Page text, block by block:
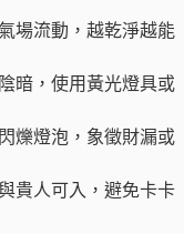
場流動，越乾淨越能
暗，使用黃光燈具或
爍燈泡，象徵財漏或
貴人可入，避免卡卡